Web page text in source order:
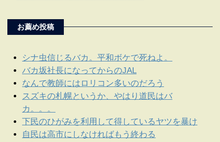
お薦め投稿
シナ虫信じるバカ。平和ボケで死ねよ。
バカ坂社長になってからのJAL
なんで教師にはロリコン多いのだろう
スズキの札幌というか、やはり道民はバ
カ。。。
下民のひがみを利用して得しているヤツを暴け
自民は高市にしなければもう終わる